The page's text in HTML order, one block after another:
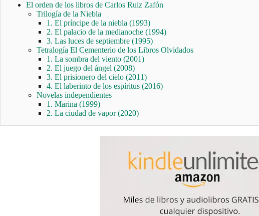
El orden de los libros de Carlos Ruiz Zafón
Trilogía de la Niebla
1. El príncipe de la niebla (1993)
2. El palacio de la medianoche (1994)
3. Las luces de septiembre (1995)
Tetralogía El Cementerio de los Libros Olvidados
1. La sombra del viento (2001)
2. El juego del ángel (2008)
3. El prisionero del cielo (2011)
4. El laberinto de los espíritus (2016)
Novelas independientes
1. Marina (1999)
2. La ciudad de vapor (2020)